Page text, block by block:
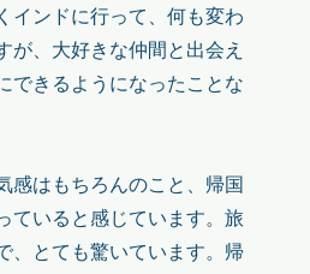
インドに行って、何も変わ
が、大好きな仲間と出会え
できるようになったことな
感はもちろんのこと、帰国
ていると感じています。旅
、とても驚いています。帰